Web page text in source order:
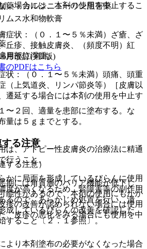
い場合には、本剤の使用を中止するこ
症状：（０．１〜５％未満）ざ瘡、ざ
丘疹、接触皮膚炎、（頻度不明）紅
用部位浮腫。
状：（０．１〜５％未満）頭痛、頭重
（上気道炎、リンパ節炎等）［皮膚以
遷延する場合には本剤の使用を中止す
、アトピー性皮膚炎の治療法に精通
行うこと。
に局面を形成しているびらんに使用
度が高くなるため、腎障害等の副作用
るので、あらかじめ処置を行い、潰
成しているびらんの改善を確認した
すること〔２．１参照〕。
薬 > カルシニューリン阻害薬
ムス水和物軟膏
月改訂(第2版)
のPDFはこちら
〜２回、適量を患部に塗布する。な
量は５ｇまでとする。
る注意
する注意）
期には角質層のバリア機能が低下し、
能性があるので、本剤の使用にもかか
疹の改善が認められない場合には使用
、皮疹の悪化をみる場合にも使用を中
り本剤塗布の必要がなくなった場合